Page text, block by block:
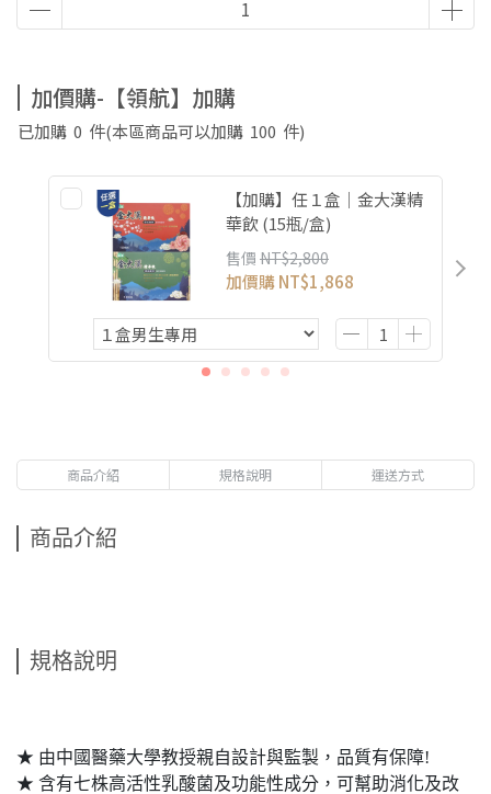
加價購-【領航】加購
已加購 0 件(本區商品可以加購 100 件)
【加購】任１盒｜金大漢精
華飲 (15瓶/盒)
售價 NT$2,800
加價購NT$1,868
商品介紹 規格說明 運送方式
商品介紹
規格說明
★ 由中國醫藥大學教授親自設計與監製，品質有保障!
★ 含有七株高活性乳酸菌及功能性成分，可幫助消化及改